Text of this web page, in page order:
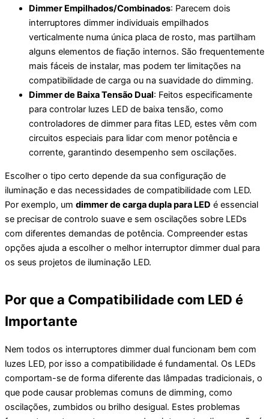
Dimmer Empilhados/Combinados: Parecem dois
interruptores dimmer individuais empilhados
verticalmente numa única placa de rosto, mas partilham
alguns elementos de fiação internos. São frequentemente
mais fáceis de instalar, mas podem ter limitações na
compatibilidade de carga ou na suavidade do dimming.
Dimmer de Baixa Tensão Dual: Feitos especificamente
para controlar luzes LED de baixa tensão, como
controladores de dimmer para fitas LED, estes vêm com
circuitos especiais para lidar com menor potência e
corrente, garantindo desempenho sem oscilações.
Escolher o tipo certo depende da sua configuração de
iluminação e das necessidades de compatibilidade com LED.
Por exemplo, um dimmer de carga dupla para LED é essencial
se precisar de controlo suave e sem oscilações sobre LEDs
com diferentes demandas de potência. Compreender estas
opções ajuda a escolher o melhor interruptor dimmer dual para
os seus projetos de iluminação LED.
Por que a Compatibilidade com LED é
Importante
Nem todos os interruptores dimmer dual funcionam bem com
luzes LED, por isso a compatibilidade é fundamental. Os LEDs
comportam-se de forma diferente das lâmpadas tradicionais, o
que pode causar problemas comuns de dimming, como
oscilações, zumbidos ou brilho desigual. Estes problemas